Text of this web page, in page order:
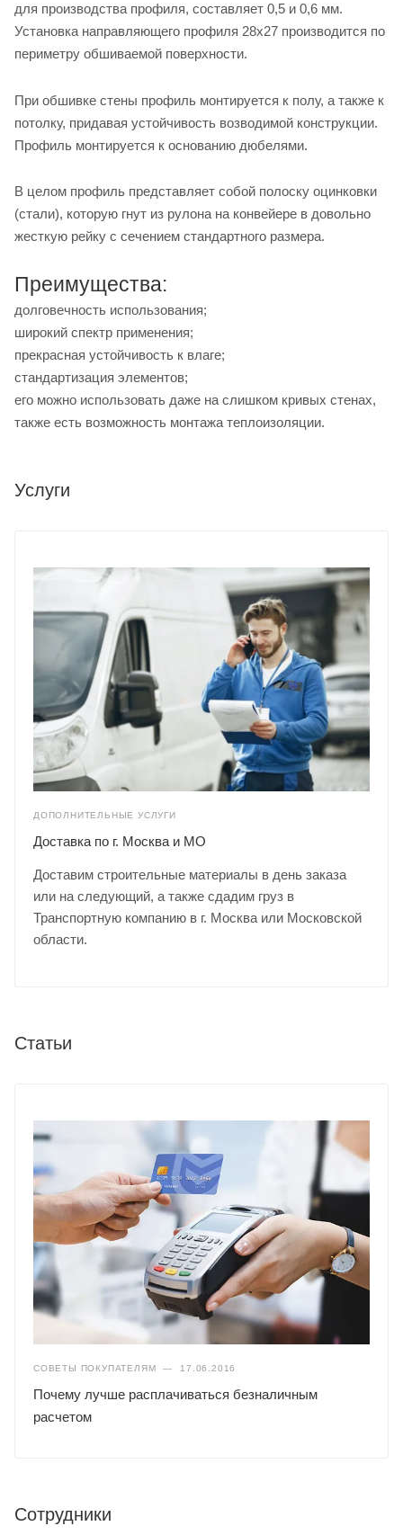
для производства профиля, составляет 0,5 и 0,6 мм.
Установка направляющего профиля 28х27 производится по
периметру обшиваемой поверхности.
При обшивке стены профиль монтируется к полу, а также к
потолку, придавая устойчивость возводимой конструкции.
Профиль монтируется к основанию дюбелями.
В целом профиль представляет собой полоску оцинковки
(стали), которую гнут из рулона на конвейере в довольно
жесткую рейку с сечением стандартного размера.
Преимущества:
долговечность использования;
широкий спектр применения;
прекрасная устойчивость к влаге;
стандартизация элементов;
его можно использовать даже на слишком кривых стенах,
также есть возможность монтажа теплоизоляции.
Услуги
ДОПОЛНИТЕЛЬНЫЕ УСЛУГИ
Доставка по г. Москва и МО
Доставим строительные материалы в день заказа
или на следующий, а также сдадим груз в
Транспортную компанию в г. Москва или Московской
области.
Статьи
СОВЕТЫ ПОКУПАТЕЛЯМ — 17.06.2016
Почему лучше расплачиваться безналичным
расчетом
Сотрудники